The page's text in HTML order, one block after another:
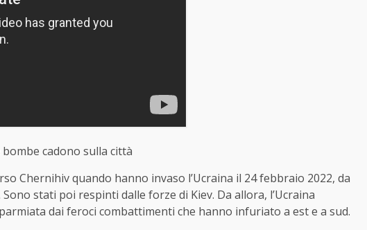
cadono sulla città
Chernihiv quando hanno invaso l’Ucraina il 24 febbraio 2022, da
stati poi respinti dalle forze di Kiev. Da allora, l’Ucraina
dai feroci combattimenti che hanno infuriato a est e a sud.